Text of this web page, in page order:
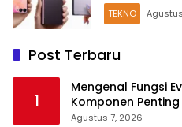
TEKNO
Post Terbaru
1
Mengenal Fungsi
Komponen
Agustus 7, 2026